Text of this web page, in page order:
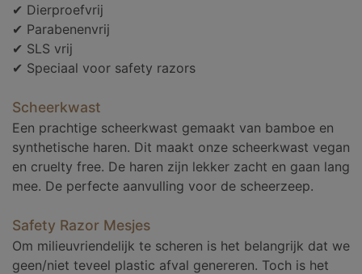
✔ Dierproefvrij
✔ Parabenenvrij
✔ SLS vrij
✔ Speciaal voor safety razors
Scheerkwast
Een prachtige scheerkwast gemaakt van bamboe en
synthetische haren. Dit maakt onze scheerkwast vegan
en cruelty free. De haren zijn lekker zacht en gaan lang
mee. De perfecte aanvulling voor de scheerzeep.
Safety Razor Mesjes
Om milieuvriendelijk te scheren is het belangrijk dat we
geen/niet teveel plastic afval genereren. Toch is het